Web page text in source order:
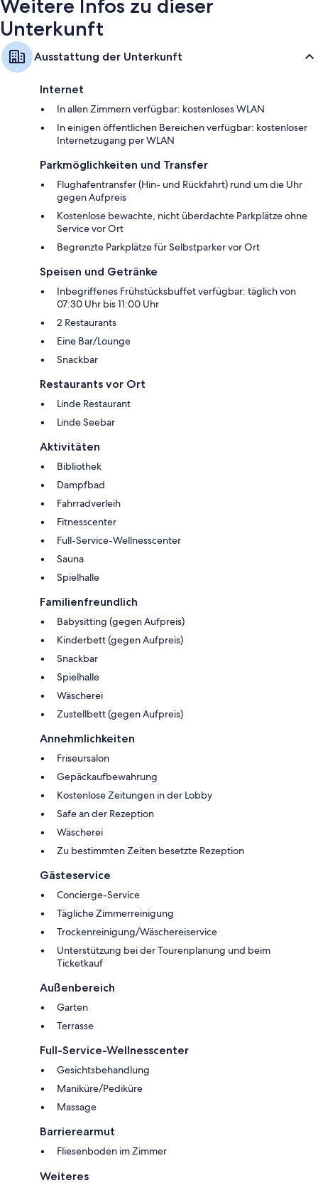
Weitere Infos zu dieser
Unterkunft
Ausstattung der Unterkunft
Internet
In allen Zimmern verfügbar: kostenloses WLAN
In einigen öffentlichen Bereichen verfügbar: kostenloser
Internetzugang per WLAN
Parkmöglichkeiten und Transfer
Flughafentransfer (Hin- und Rückfahrt) rund um die Uhr
gegen Aufpreis
Kostenlose bewachte, nicht überdachte Parkplätze ohne
Service vor Ort
Begrenzte Parkplätze für Selbstparker vor Ort
Speisen und Getränke
Inbegriffenes Frühstücksbuffet verfügbar: täglich von
07:30 Uhr bis 11:00 Uhr
2 Restaurants
Eine Bar/Lounge
Snackbar
Restaurants vor Ort
Linde Restaurant
Linde Seebar
Aktivitäten
Bibliothek
Dampfbad
Fahrradverleih
Fitnesscenter
Full-Service-Wellnesscenter
Sauna
Spielhalle
Familienfreundlich
Babysitting (gegen Aufpreis)
Kinderbett (gegen Aufpreis)
Snackbar
Spielhalle
Wäscherei
Zustellbett (gegen Aufpreis)
Annehmlichkeiten
Friseursalon
Gepäckaufbewahrung
Kostenlose Zeitungen in der Lobby
Safe an der Rezeption
Wäscherei
Zu bestimmten Zeiten besetzte Rezeption
Gästeservice
Concierge-Service
Tägliche Zimmerreinigung
Trockenreinigung/Wäschereiservice
Unterstützung bei der Tourenplanung und beim
Ticketkauf
Außenbereich
Garten
Terrasse
Full-Service-Wellnesscenter
Gesichtsbehandlung
Maniküre/Pediküre
Massage
Barrierearmut
Fliesenboden im Zimmer
Weiteres